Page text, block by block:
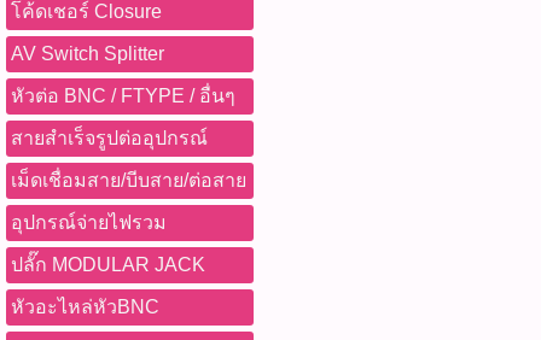
โค้ดเชอร์ Closure
AV Switch Splitter
หัวต่อ BNC / FTYPE / อื่นๆ
สายสำเร็จรูปต่ออุปกรณ์
เม็ดเชื่อมสาย/บีบสาย/ต่อสาย
อุปกรณ์จ่ายไฟรวม
ปลั๊ก MODULAR JACK
หัวอะไหล่หัวBNC